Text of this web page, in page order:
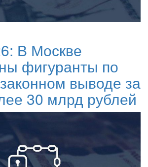
В Москве
фигуранты по
выводе за
30 млрд рублей